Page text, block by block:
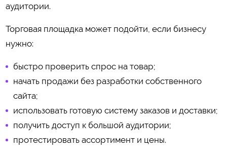
аудитории.
Торговая площадка может подойти, если бизнесу
нужно:
быстро проверить спрос на товар;
начать продажи без разработки собственного
сайта;
использовать готовую систему заказов и доставки;
получить доступ к большой аудитории;
протестировать ассортимент и цены.